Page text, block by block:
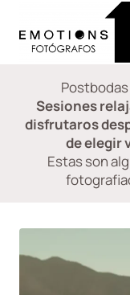
contenido
Sesiones
disfrutaros
de elegir
Estas son